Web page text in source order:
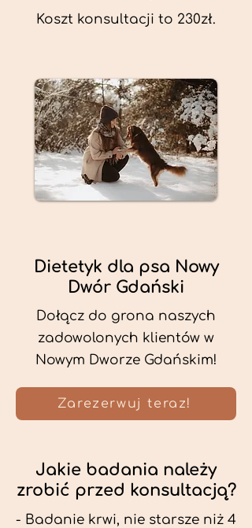
Koszt konsultacji to 230zł.
Dietetyk dla psa Nowy
Dwór Gdański
Dołącz do grona naszych
zadowolonych klientów w
Nowym Dworze Gdańskim!
Zarezerwuj teraz!
Jakie badania należy
zrobić przed konsultacją?
- Badanie krwi, nie starsze niż 4